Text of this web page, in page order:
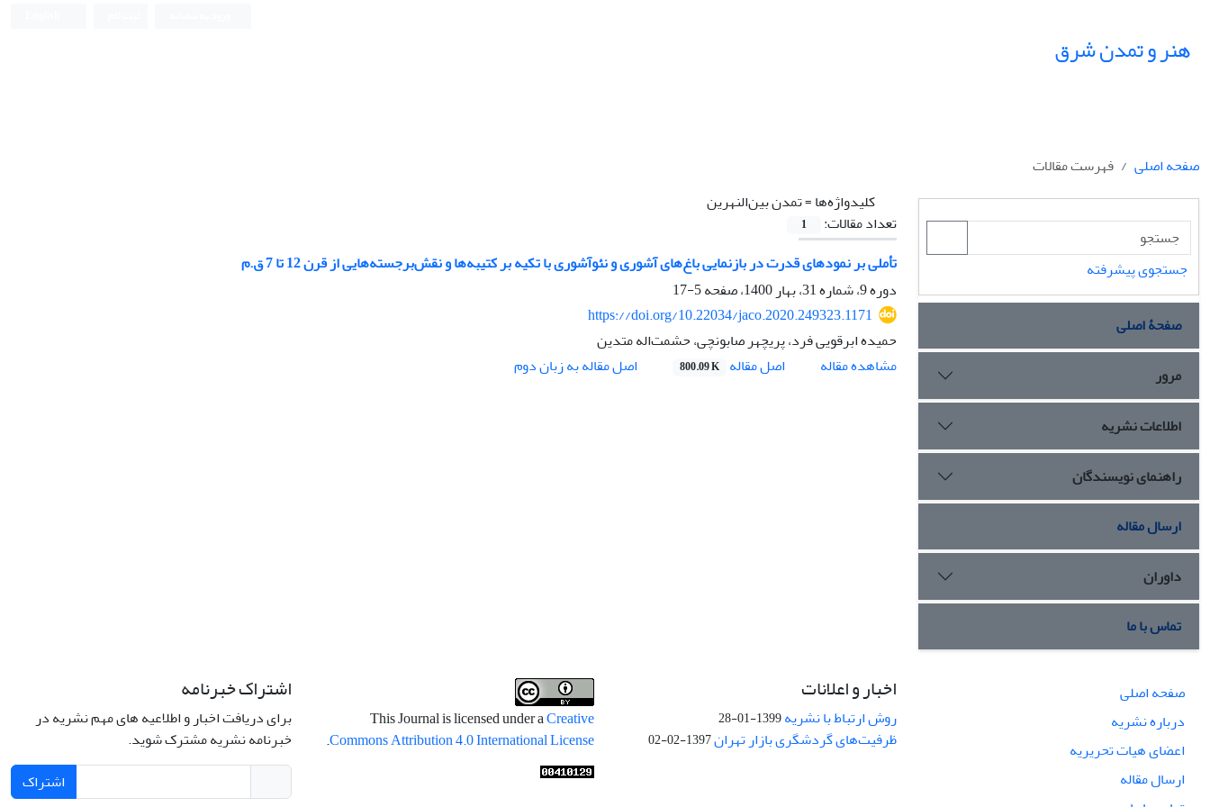
هنر و تمدن شرق
صفحه اصلی
فهرست مقالات
کلیدواژه‌ها =تمدن بین‌النهرین
تعداد مقالات:
1
تأملی بر نمودهای قدرت در بازنمایی باغ‌های آشوری و نئوآشوری با تکیه بر کتیبه‌ها و نقش‌برجسته‌هایی از قرن 12 تا 7 ق.م
دوره 9، شماره 31، بهار 1400، صفحه
5-17
https://doi.org/10.22034/jaco.2020.249323.1171
حمیده ابرقویی فرد، پریچهر صابونچی، حشمت‌اله متدین
مشاهده مقاله
اصل مقاله 800.09 K اصل مقاله به زبان دوم
جستجوی پیشرفته
صفحۀ اصلی
مرور
اطلاعات نشریه
راهنمای نویسندگان
ارسال مقاله
داوران
تماس با ما
صفحه اصلی
درباره نشریه
اعضای هیات تحریریه
ارسال مقاله
اخبار و اعلانات
روش ارتباط با نشریه1399-01-28
ظرفیت‌های گردشگری بازار تهران1397-02-02
This Journal is licensed under aCreative
Commons Attribution 4.0 International License
.
اشتراک خبرنامه
برای دریافت اخبار و اطلاعیه های مهم نشریه در
خبرنامه نشریه مشترک شوید.
اشتراک